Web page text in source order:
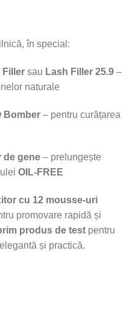
în special:
Filler sau Lash Filler 25.9 –
naturale
Bomber – pentru curățarea
de gene – prelungește
OIL-FREE
cu 12 mousse-uri
promovare rapidă și
produs de test pentru
elegantă și practică.